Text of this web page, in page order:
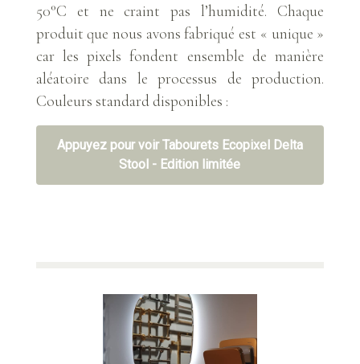
50°C et ne craint pas l’humidité. Chaque
produit que nous avons fabriqué est « unique »
car les pixels fondent ensemble de manière
aléatoire dans le processus de production.
Couleurs standard disponibles :
Appuyez pour voir Tabourets Ecopixel Delta
Stool - Edition limitée